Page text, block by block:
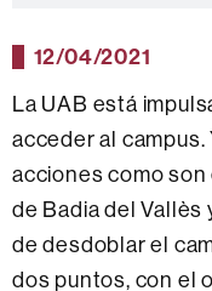
12/04/2021
La UAB está
acceder al
acciones como
de Badia del Vallès
de desdoblar el
dos puntos, con el